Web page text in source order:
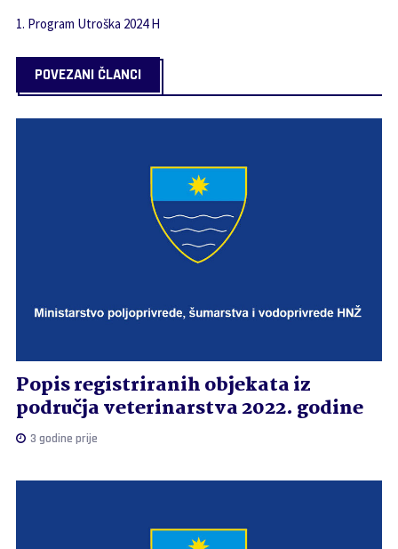
1. Program Utroška 2024 H
POVEZANI ČLANCI
Popis registriranih objekata iz
područja veterinarstva 2022. godine
3 godine prije